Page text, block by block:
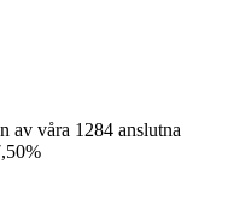
av våra 1284 anslutna